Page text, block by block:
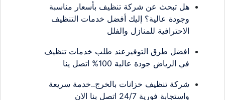
هل تبحث عن شركة تنظيف بأسعار مناسبة
وجودة عالية؟ إليك أفضل خدمات التنظيف
الاحترافية للمنازل والفلل
افضل طرق التوفيرعند طلب خدمات تنظيف
في الرياض جودة عالية 100% اتصل ينا
شركة تنظيف خزانات بالخرج..خدمة سريعة
واستجابة فورية 24/7 اتصل بنا الان